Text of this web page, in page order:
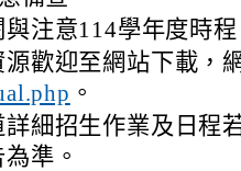
注意114學年度時
歡迎至網站下載，
。
細招生作業及日程
準。